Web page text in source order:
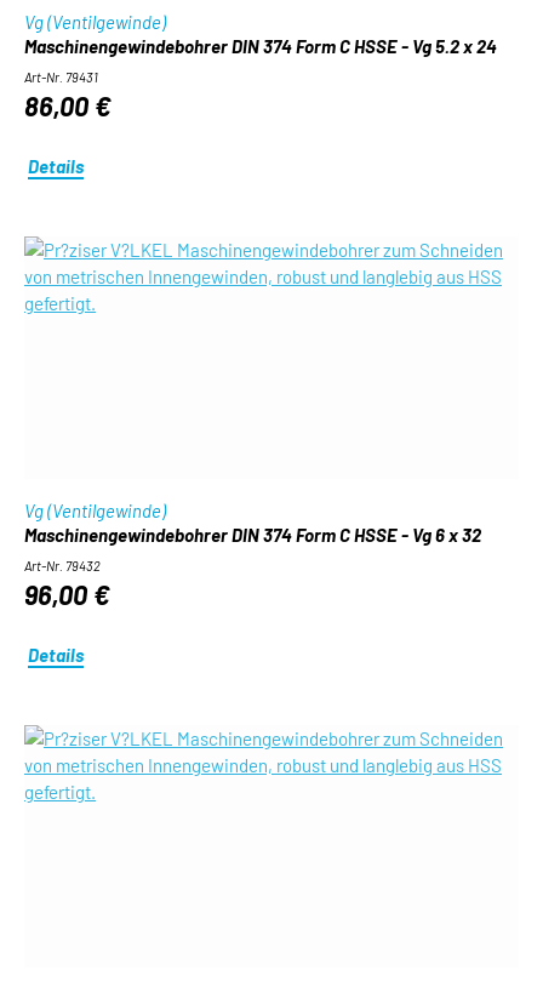
Vg (Ventilgewinde)
Maschinengewindebohrer DIN 374 Form C HSSE - Vg 5.2 x 24
Art-Nr. 79431
86,00 €
Details
Vg (Ventilgewinde)
Maschinengewindebohrer DIN 374 Form C HSSE - Vg 6 x 32
Art-Nr. 79432
96,00 €
Details